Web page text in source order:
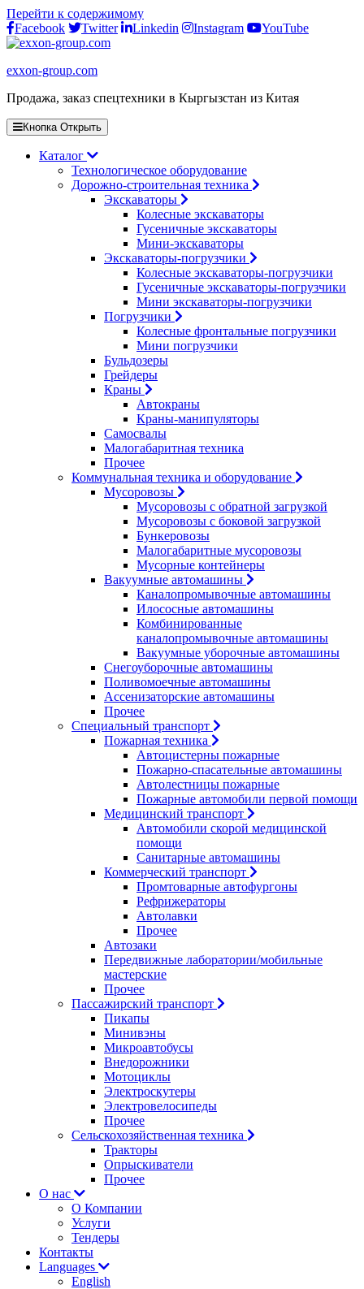
Перейти к содержимому
Facebook
Twitter Linkedin Instagram YouTube
exxon-group.com
Продажа, заказ спецтехники в Кыргызстан из Китая
Кнопка Открыть
Каталог
Технологическое оборудование
Дорожно-строительная техника
Экскаваторы
Колесные экскаваторы
Гусеничные экскаваторы
Мини-экскаваторы
Экскаваторы-погрузчики
Колесные экскаваторы-погрузчики
Гусеничные экскаваторы-погрузчики
Мини экскаваторы-погрузчики
Погрузчики
Колесные фронтальные погрузчики
Мини погрузчики
Бульдозеры
Грейдеры
Краны
Автокраны
Краны-манипуляторы
Самосвалы
Малогабаритная техника
Прочее
Коммунальная техника и оборудование
Мусоровозы
Мусоровозы с обратной загрузкой
Мусоровозы с боковой загрузкой
Бункеровозы
Малогабаритные мусоровозы
Мусорные контейнеры
Вакуумные автомашины
Каналопромывочные автомашины
Илососные автомашины
Комбинированные
каналопромывочные автомашины
Вакуумные уборочные автомашины
Снегоуборочные автомашины
Поливомоечные автомашины
Ассенизаторские автомашины
Прочее
Специальный транспорт
Пожарная техника
Автоцистерны пожарные
Пожарно-спасательные автомашины
Автолестницы пожарные
Пожарные автомобили первой помощи
Медицинский транспорт
Автомобили скорой медицинской
помощи
Санитарные автомашины
Коммерческий транспорт
Промтоварные автофургоны
Рефрижераторы
Автолавки
Прочее
Автозаки
Передвижные лаборатории/мобильные
мастерские
Прочее
Пассажирский транспорт
Пикапы
Минивэны
Микроавтобусы
Внедорожники
Мотоциклы
Электроскутеры
Электровелосипеды
Прочее
Сельскохозяйственная техника
Тракторы
Опрыскиватели
Прочее
О нас
О Компании
Услуги
Тендеры
Контакты
Languages
English